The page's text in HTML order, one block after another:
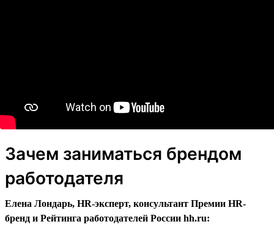
Зачем заниматься брендом
работодателя
Елена Лондарь, HR-эксперт, консультант Премии HR-
бренд и Рейтинга работодателей России hh.ru: